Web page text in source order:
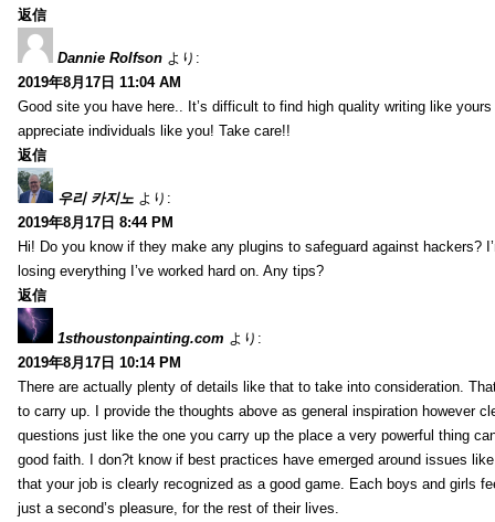
返信
Dannie Rolfson より:
2019年8月17日 11:04 AM
Good site you have here.. It’s difficult to find high quality writing like
appreciate individuals like you! Take care!!
返信
우리 카지노 より:
2019年8月17日 8:44 PM
Hi! Do you know if they make any plugins to safeguard against hackers?
losing everything I’ve worked hard on. Any tips?
返信
1sthoustonpainting.com より:
2019年8月17日 10:14 PM
There are actually plenty of details like that to take into consideration.
to carry up. I provide the thoughts above as general inspiration however
questions just like the one you carry up the place a very powerful thing
good faith. I don?t know if best practices have emerged around issues
that your job is clearly recognized as a good game. Each boys and girls
just a second’s pleasure, for the rest of their lives.